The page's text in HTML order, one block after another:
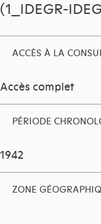
(1_IDEGR-
ACCÈS À LA
Accès complet
PÉRIODE
1942
ZONE